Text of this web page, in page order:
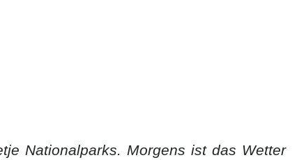
Nationalparks. Morgens ist das Wetter